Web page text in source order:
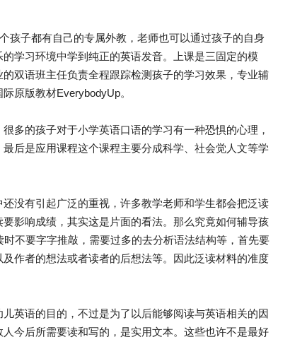
子都有自己的专属外教，老师也可以通过孩子的自身
学习环境中学到纯正的英语发音。上课是三固定的模
双语班主任负责全程跟踪检测孩子的学习效果，专业辅
原版教材EverybodyUp。
的孩子对于小学英语口语的学习有一种恐惧的心理，
后是应用课程这个课程主要分成科学、社会觉人文等学
有引起广泛的重视，许多教学老师和学生都会把泛读
影响成绩，其实这是片面的看法。那么究竟如何辅导孩
不要字字推敲，需要过多的去分析语法结构等，首先要
作者的想法或者读者的后想法等。因此泛读材料的准度
语的目的，不过是为了以后能够阅读与英语相关的因
今后所需要读和写的，是实用文本。这些也许不是最好